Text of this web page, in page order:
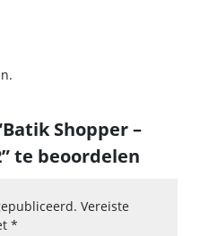
Shopper –
te beoordelen
Vereiste
*